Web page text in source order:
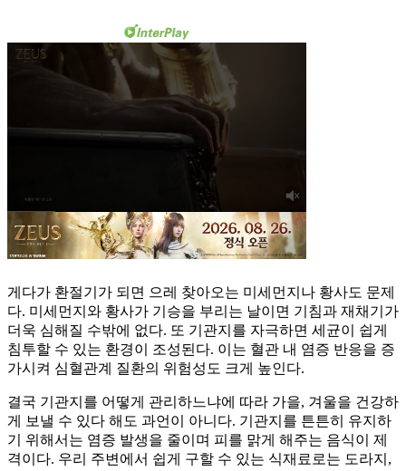
게다가 환절기가 되면 으레 찾아오는 미세먼지나 황사도 문제
다. 미세먼지와 황사가 기승을 부리는 날이면 기침과 재채기가
더욱 심해질 수밖에 없다. 또 기관지를 자극하면 세균이 쉽게
침투할 수 있는 환경이 조성된다. 이는 혈관 내 염증 반응을 증
가시켜 심혈관계 질환의 위험성도 크게 높인다.
결국 기관지를 어떻게 관리하느냐에 따라 가을, 겨울을 건강하
게 보낼 수 있다 해도 과언이 아니다. 기관지를 튼튼히 유지하
기 위해서는 염증 발생을 줄이며 피를 맑게 해주는 음식이 제
격이다. 우리 주변에서 쉽게 구할 수 있는 식재료로는 도라지,